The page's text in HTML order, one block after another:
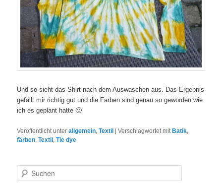
Und so sieht das Shirt nach dem Auswaschen aus. Das Ergebnis
gefällt mir richtig gut und die Farben sind genau so geworden wie
ich es geplant hatte 🙂
Veröffentlicht unter allgemein ,Textil |Verschlagwortet mit Batik
färben ,Textil ,Tie dye
u